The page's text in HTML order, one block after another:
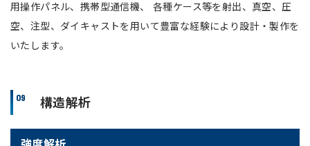
用操作パネル、携帯型通信機、 各種ケース等を射出、真空、圧
空、注型、ダイキャストを用いて豊富な経験により設計・製作を
いたします。
09 構造解析